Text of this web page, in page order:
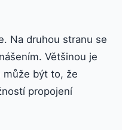
Na druhou stranu se
Většinou je
může být to, že
propojení